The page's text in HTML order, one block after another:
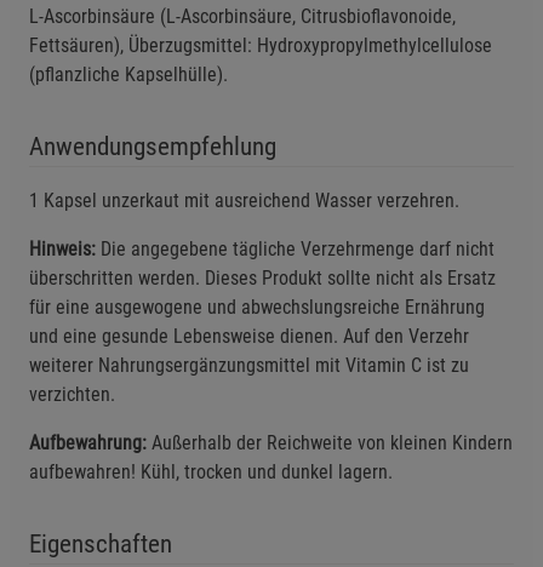
L-Ascorbinsäure (L-Ascorbinsäure, Citrusbioflavonoide,
Fettsäuren), Überzugsmittel: Hydroxypropylmethylcellulose
(pflanzliche Kapselhülle).
Anwendungsempfehlung
1 Kapsel unzerkaut mit ausreichend Wasser verzehren.
Hinweis: Die angegebene tägliche Verzehrmenge darf nicht
überschritten werden. Dieses Produkt sollte nicht als Ersatz
für eine ausgewogene und abwechslungsreiche Ernährung
und eine gesunde Lebensweise dienen. Auf den Verzehr
weiterer Nahrungsergänzungsmittel mit Vitamin C ist zu
verzichten.
Aufbewahrung: Außerhalb der Reichweite von kleinen Kindern
aufbewahren! Kühl, trocken und dunkel lagern.
Eigenschaften
Einstellungen speichern für die GruppeEinstellungen speichern für die Gruppe
Zurück Einstellungen speichern für die Gruppe
Einwilligung nicht erteilen
Notwendige Cookies (5)
Beschreibung Notwendige Cookies
Cookie-Informationenanzeigen
Statistik Cookies (1) Statistik Cookies
Beschreibung Statistik Cookies
Cookie-Informationenanzeigen
Beschreibung Marketing Cookies